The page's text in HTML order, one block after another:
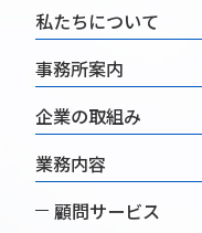
私たちについて
事務所案内
企業の取組み
業務内容
顧問サービス